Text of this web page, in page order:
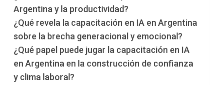
Argentina y la productividad?
¿Qué revela la capacitación en IA en Argentina
sobre la brecha generacional y emocional?
¿Qué papel puede jugar la capacitación en IA
en Argentina en la construcción de confianza
y clima laboral?